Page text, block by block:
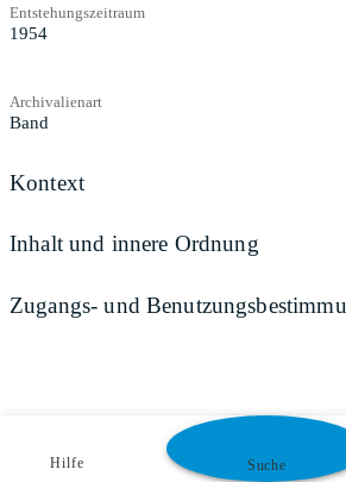
Entstehungszeitraum
1954
Archivalienart
Band
Kontext
Inhalt und innere Ordnung
Zugangs- und
Hilfe Suche